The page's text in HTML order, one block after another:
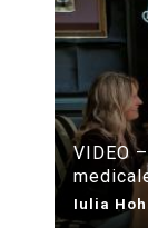
VIDEO
Iulia